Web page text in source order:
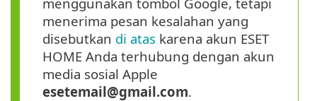
menerima pesan kesalahan yang
disebutkan di atas karena akun ESET
HOME Anda terhubung dengan akun
media sosial Apple
esetemail@gmail.com.